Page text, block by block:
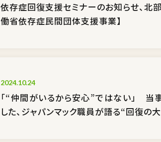
依存症回復支援セミナーのお知らせ、北
働省依存症民間団体支援事業】
2024.10.24
「“仲間がいるから安心”ではない」 当
した、ジャパンマック職員が語る“回復の